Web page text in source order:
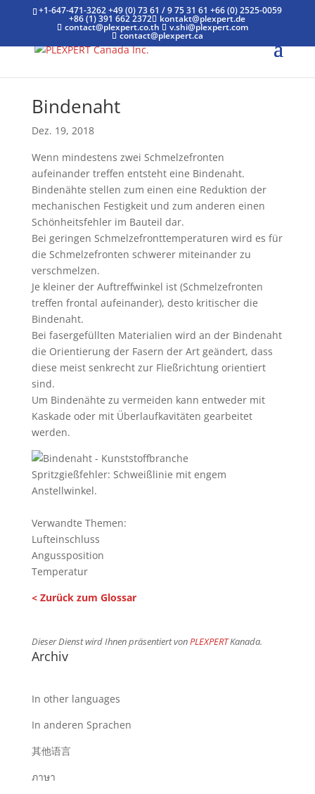
+1-647-471-3262 +49 (0) 73 61 / 9 75 31 61+66 (0) 2525-0059
+86 (1) 391 662 2372 kontakt@plexpert.de
contact@plexpert.co.th v.shi@plexpert.com
contact@plexpert.ca
Bindenaht
Dez. 19, 2018
Wenn mindestens zwei Schmelzefronten
aufeinander treffen entsteht eine Bindenaht.
Bindenähte stellen zum einen eine Reduktion der
mechanischen Festigkeit und zum anderen einen
Schönheitsfehler im Bauteil dar.
Bei geringen Schmelzefronttemperaturen wird es für
die Schmelzefronten schwerer miteinander zu
verschmelzen.
Je kleiner der Auftreffwinkel ist (Schmelzefronten
treffen frontal aufeinander), desto kritischer die
Bindenaht.
Bei fasergefüllten Materialien wird an der Bindenaht
die Orientierung der Fasern der Art geändert, dass
diese meist senkrecht zur Fließrichtung orientiert
sind.
Um Bindenähte zu vermeiden kann entweder mit
Kaskade oder mit Überlaufkavitäten gearbeitet
werden.
Spritzgießfehler: Schweißlinie mit engem
Anstellwinkel.
Verwandte Themen:
Lufteinschluss
Angussposition
Temperatur
< Zurück zum Glossar
Dieser Dienst wird Ihnen präsentiert vonPLEXPERTKanada.
Archiv
In other languages
In anderen Sprachen
其他语言
ภาษา